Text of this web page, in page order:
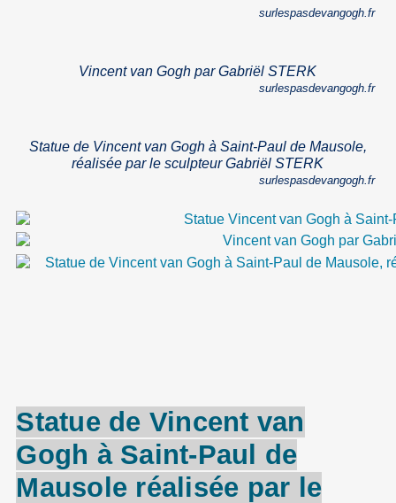
surlespasdevangogh.fr
Vincent van Gogh par Gabriël STERK
surlespasdevangogh.fr
Statue de Vincent van Gogh à Saint-Paul de Mausole,
réalisée par le sculpteur Gabriël STERK
surlespasdevangogh.fr
Statue de Vincent van
Gogh à Saint-Paul
de
Mausole réalisée par le